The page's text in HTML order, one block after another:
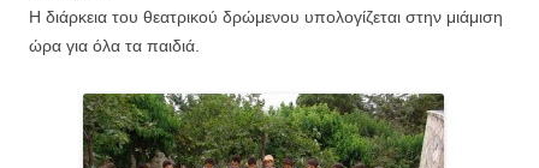
Η διάρκεια του θεατρικού δρώμενου υπολογίζεται στην μιάμιση
ώρα για όλα τα παιδιά.